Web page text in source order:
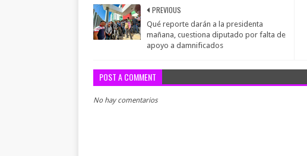
PREVIOUS
Qué reporte darán a la presidenta
mañana, cuestiona diputado por falta de
apoyo a damnificados
POST A COMMENT
No hay comentarios